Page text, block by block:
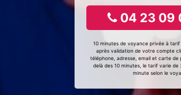
04 23 09
10 minutes de voyance privée à tarif
après validation de votre compte
téléphone, adresse, email et carte de
delà des 10 minutes, le tarif varie de
minute selon le